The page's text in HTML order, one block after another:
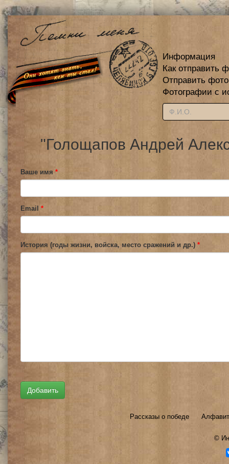
Информация
Как отправить
Отправить
Фотографии с
"Голощапов Андрей
Ваше имя *
Email *
История (годы жизни, войска, место сражений и др.) *
Рассказы о победе
©